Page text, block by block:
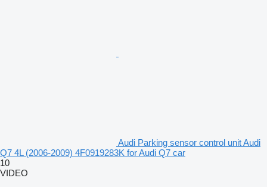
Audi Parking sensor control unit Audi
Q7 4L (2006-2009) 4F0919283K for Audi Q7 car
10
VIDEO